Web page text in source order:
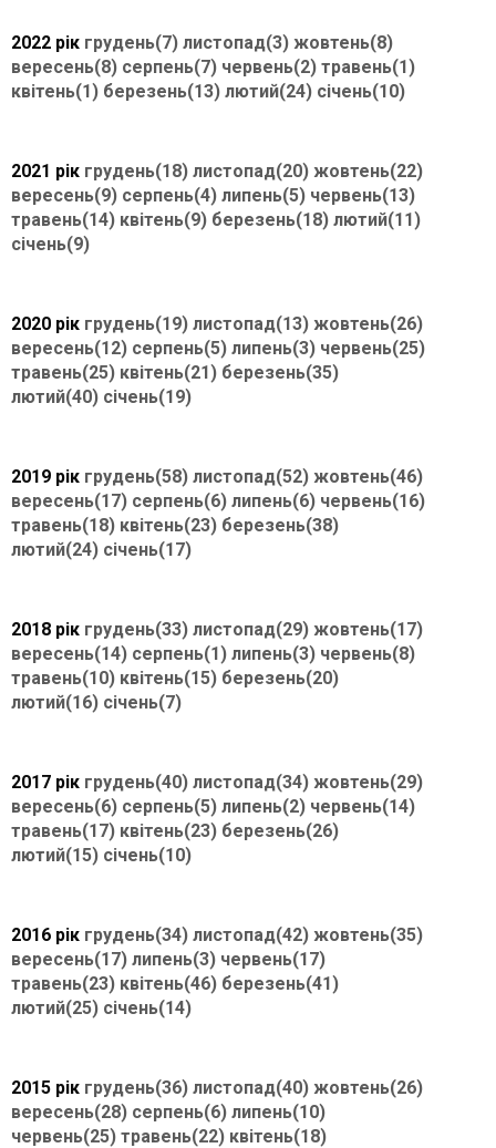
2022 рік грудень(7) листопад(3) жовтень(8)
вересень(8) серпень(7) червень(2) травень(1)
квітень(1) березень(13) лютий(24) січень(10)
2021 рік грудень(18) листопад(20) жовтень(22)
вересень(9) серпень(4) липень(5) червень(13)
травень(14) квітень(9) березень(18) лютий(11)
січень(9)
2020 рік грудень(19) листопад(13) жовтень(26)
вересень(12) серпень(5) липень(3) червень(25)
травень(25) квітень(21) березень(35)
лютий(40) січень(19)
2019 рік грудень(58) листопад(52) жовтень(46)
вересень(17) серпень(6) липень(6) червень(16)
травень(18) квітень(23) березень(38)
лютий(24) січень(17)
2018 рік грудень(33) листопад(29) жовтень(17)
вересень(14) серпень(1) липень(3) червень(8)
травень(10) квітень(15) березень(20)
лютий(16) січень(7)
2017 рік грудень(40) листопад(34) жовтень(29)
вересень(6) серпень(5) липень(2) червень(14)
травень(17) квітень(23) березень(26)
лютий(15) січень(10)
2016 рік грудень(34) листопад(42) жовтень(35)
вересень(17) липень(3) червень(17)
травень(23) квітень(46) березень(41)
лютий(25) січень(14)
2015 рік грудень(36) листопад(40) жовтень(26)
вересень(28) серпень(6) липень(10)
червень(25) травень(22) квітень(18)